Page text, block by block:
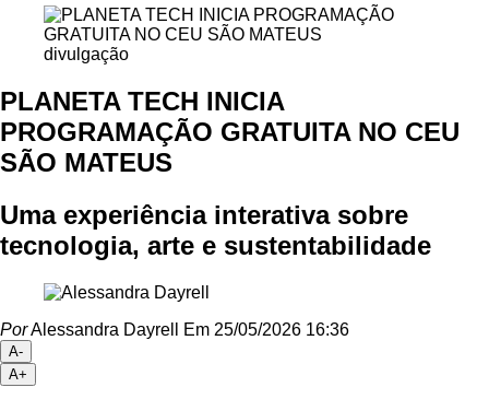
divulgação
PLANETA TECH INICIA
PROGRAMAÇÃO GRATUITA NO CEU
SÃO MATEUS
Uma experiência interativa sobre
tecnologia, arte e sustentabilidade
PorAlessandra Dayrell Em 25/05/2026 16:36
A-
A+